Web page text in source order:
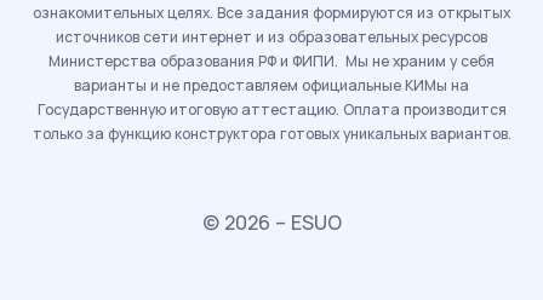
ознакомительных целях. Все задания формируются из открытых
источников сети интернет и из образовательных ресурсов
Министерства образования РФ и ФИПИ. Мы не храним у себя
варианты и не предоставляем официальные КИМы на
Государственную итоговую аттестацию. Оплата производится
только за функцию конструктора готовых уникальных вариантов.
© 2026 – ESUO